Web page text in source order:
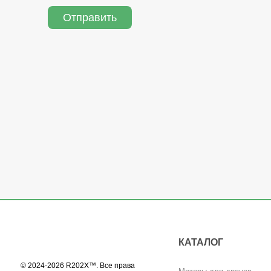
Отправить
© 2024-2026 R202X™. Все права
КАТАЛОГ